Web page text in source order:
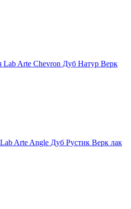
Lab Arte Chevron Дуб Натур Верк
Arte Angle Дуб Рустик Верк лак